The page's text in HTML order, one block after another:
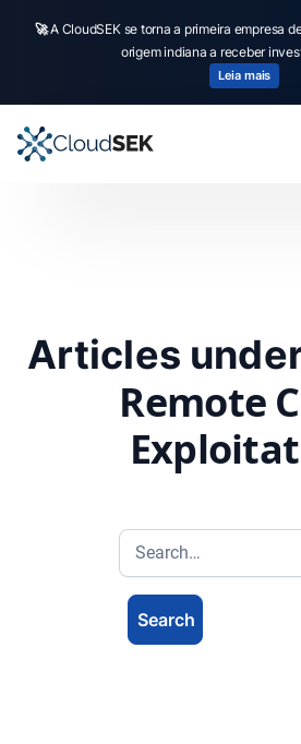
🚀A CloudSEK se torna a primeira empresa
origem indiana a receber
Leia mais
Articles
Remote